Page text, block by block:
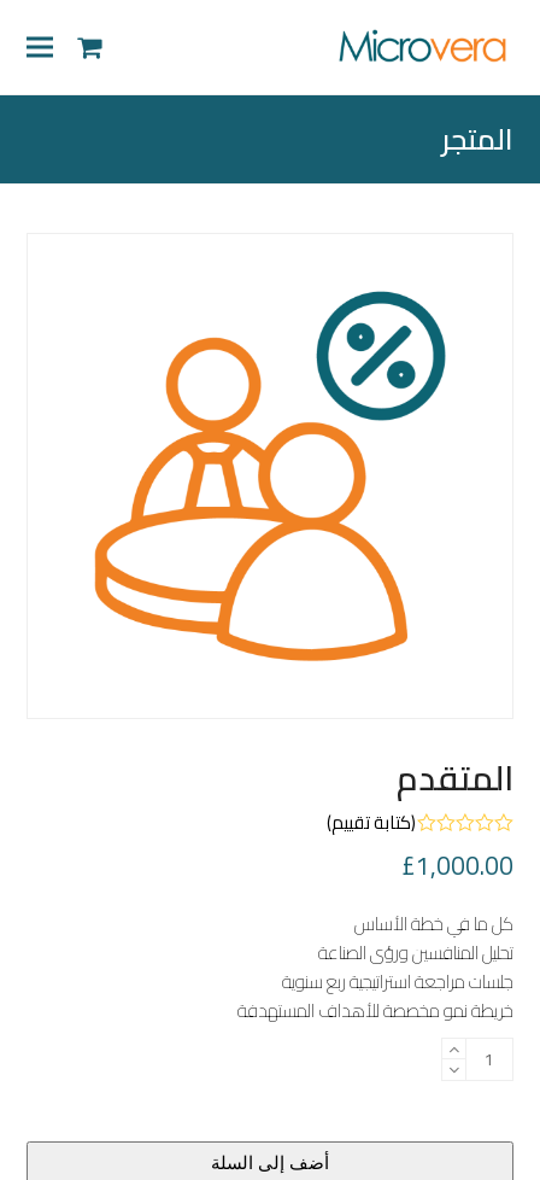
cart
المتجر
المتقدم
تم
التقييم
0
5
(كتابة تقييم)
£1,000.00
كل ما في خطة الأساس
تحليل المنافسين ورؤى الصناعة
جلسات مراجعة استراتيجية ربع سنوية
خريطة نمو مخصصة للأهداف المستهدفة
كمية
المتقدم
أضف إلى السلة